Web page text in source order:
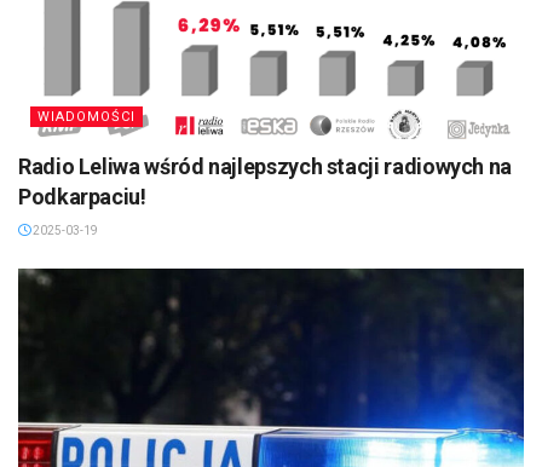
WIADOMOŚCI
Radio Leliwa wśród najlepszych stacji radiowych na
Podkarpaciu!
2025-03-19